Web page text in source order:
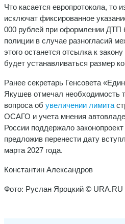
Что касается европротокола, то
исключат фиксированное
000 рублей при оформлении ДТП
полиции в случае разногласий
этого останется отсылка к
будет устанавливаться размер
Ранее секретарь Генсовета
Якушев отмечал необходимость
вопроса об увеличении лимита
ОСАГО и учета мнения
России поддержало
предложив перенести дату
марта 2027 года.
Константин Александров
Фото: Руслан Яроцкий © URA.RU